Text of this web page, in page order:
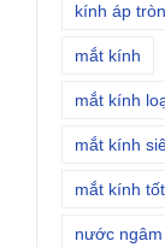
kính áp
mắt kính
mắt kính
mắt kính
mắt kính tốt
nước